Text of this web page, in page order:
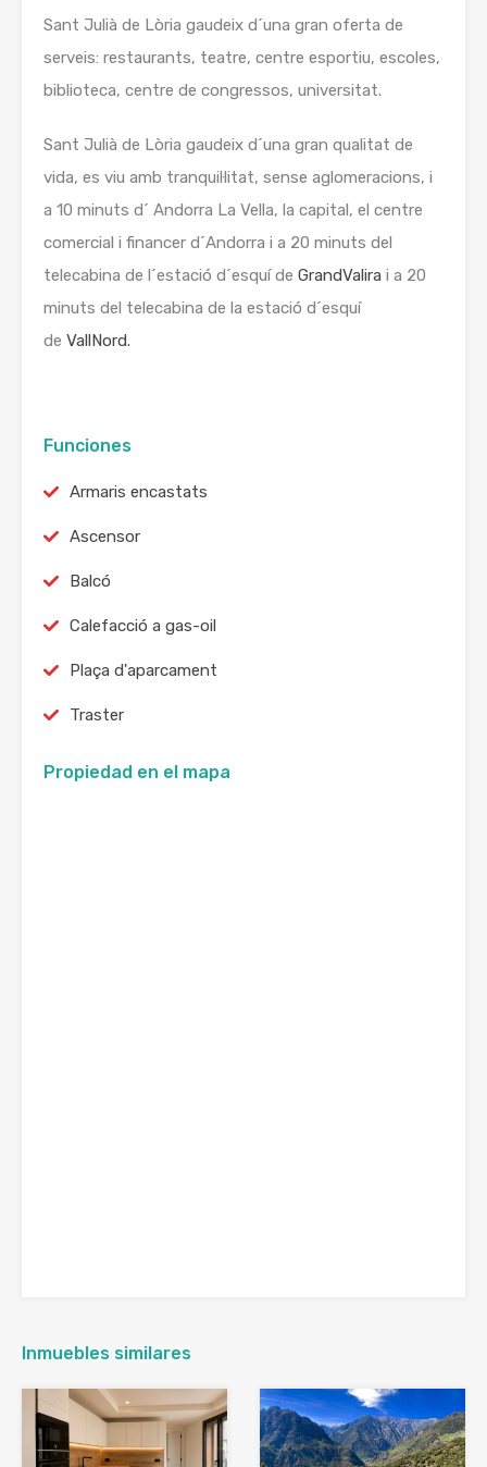
Sant Julià de Lòria gaudeix d´una gran oferta de
serveis: restaurants, teatre, centre esportiu, escoles,
biblioteca, centre de congressos, universitat.
Sant Julià de Lòria gaudeix d´una gran qualitat de
vida, es viu amb tranquil·litat, sense aglomeracions, i
a 10 minuts d´ Andorra La Vella, la capital, el centre
comercial i financer d´Andorra i a 20 minuts del
telecabina de l´estació d´esquí de GrandValira i a 20
minuts del telecabina de la estació d´esquí
de VallNord.
Funciones
Armaris encastats
Ascensor
Balcó
Calefacció a gas-oil
Plaça d'aparcament
Traster
Propiedad en el mapa
Inmuebles similares